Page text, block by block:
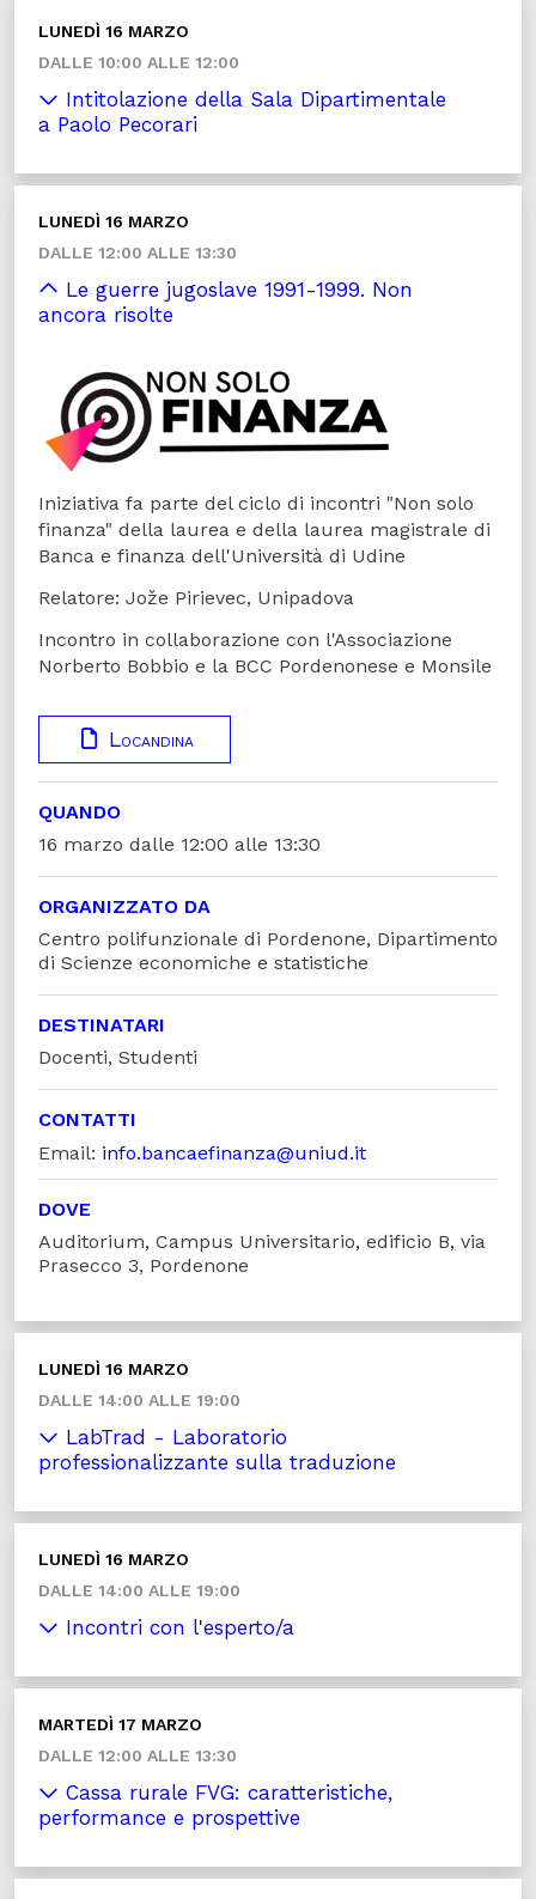
LUNEDÌ 16 MARZO
DALLE 10:00 ALLE 12:00
Intitolazione della Sala Dipartimentale
a Paolo Pecorari
LUNEDÌ 16 MARZO
DALLE 12:00 ALLE 13:30
Le guerre jugoslave 1991-1999. Non
ancora risolte
Iniziativa fa parte del ciclo di incontri "Non solo
finanza" della laurea e della laurea magistrale di
Banca e finanza dell'Università di Udine
Relatore: Jože Pirievec, Unipadova
Incontro in collaborazione con l'Associazione
Norberto Bobbio e la BCC Pordenonese e Monsile
Locandina
QUANDO
16 marzo dalle 12:00 alle 13:30
ORGANIZZATO DA
Centro polifunzionale di Pordenone, Dipartimento
di Scienze economiche e statistiche
DESTINATARI
Docenti, Studenti
CONTATTI
Email: info.bancaefinanza@uniud.it
DOVE
Auditorium, Campus Universitario, edificio B, via
Prasecco 3, Pordenone
LUNEDÌ 16 MARZO
DALLE 14:00 ALLE 19:00
LabTrad - Laboratorio
professionalizzante sulla traduzione
LUNEDÌ 16 MARZO
DALLE 14:00 ALLE 19:00
Incontri con l'esperto/a
MARTEDÌ 17 MARZO
DALLE 12:00 ALLE 13:30
Cassa rurale FVG: caratteristiche,
performance e prospettive